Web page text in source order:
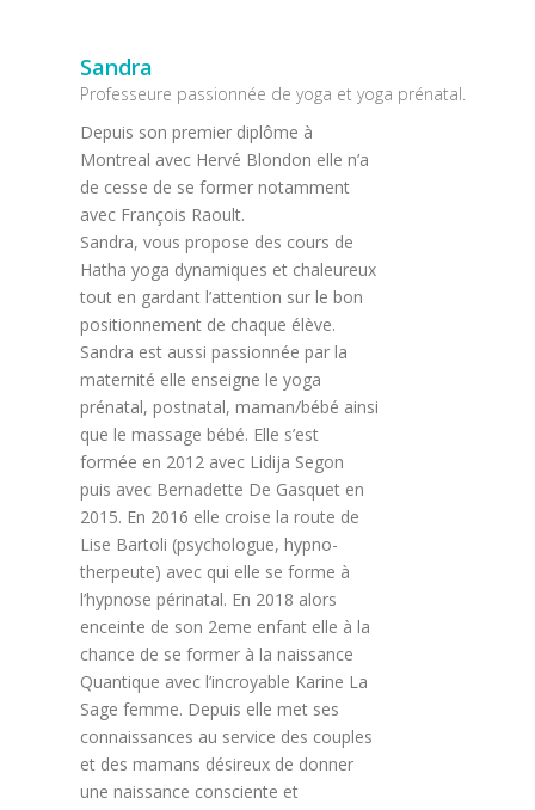
Sandra
Professeure passionnée de yoga et yoga prénatal.
Depuis son premier diplôme à
Montreal avec Hervé Blondon elle n’a
de cesse de se former notamment
avec François Raoult.
Sandra, vous propose des cours de
Hatha yoga dynamiques et chaleureux
tout en gardant l’attention sur le bon
positionnement de chaque élève.
Sandra est aussi passionnée par la
maternité elle enseigne le yoga
prénatal, postnatal, maman/bébé ainsi
que le massage bébé. Elle s’est
formée en 2012 avec Lidija Segon
puis avec Bernadette De Gasquet en
2015. En 2016 elle croise la route de
Lise Bartoli (psychologue, hypno-
therpeute) avec qui elle se forme à
l’hypnose périnatal. En 2018 alors
enceinte de son 2eme enfant elle à la
chance de se former à la naissance
Quantique avec l’incroyable Karine La
Sage femme. Depuis elle met ses
connaissances au service des couples
et des mamans désireux de donner
une naissance consciente et